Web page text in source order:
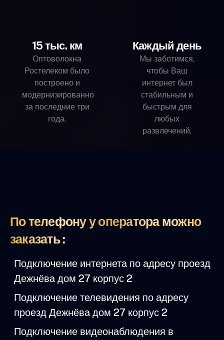
15 тыс. км
Оптоволокна
Ростелеком было
построено и
модернизированно
за последние три
года.
Каждый день
Мы заботимся,
чтобы Ваш
интернет был
стабильным и
быстрым для
любых
развлечений.
По телефону у оператора можно
заказать :
Подключение интернета по адресу проезд
Дежнёва дом 27 корпус 2
Подключение телевидения по адресу
проезд Дежнёва дом 27 корпус 2
Подключение видеонаблюдения в